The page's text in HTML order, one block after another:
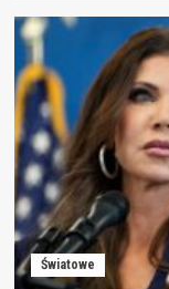
Światowe